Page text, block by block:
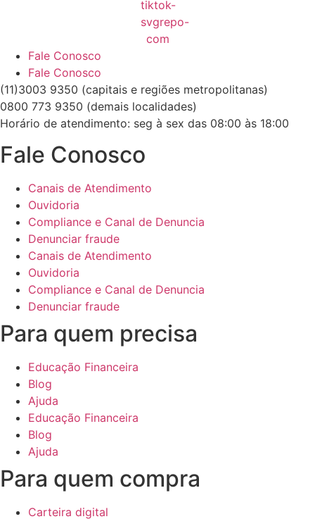
Fale Conosco
Fale Conosco
(11)3003 9350 (capitais e regiões metropolitanas)
0800 773 9350 (demais localidades)
Horário de atendimento: seg à sex das 08:00 às 18:00
Fale Conosco
Canais de Atendimento
Ouvidoria
Compliance e Canal de Denuncia
Denunciar fraude
Canais de Atendimento
Ouvidoria
Compliance e Canal de Denuncia
Denunciar fraude
Para quem precisa
Educação Financeira
Blog
Ajuda
Educação Financeira
Blog
Ajuda
Para quem compra
Carteira digital